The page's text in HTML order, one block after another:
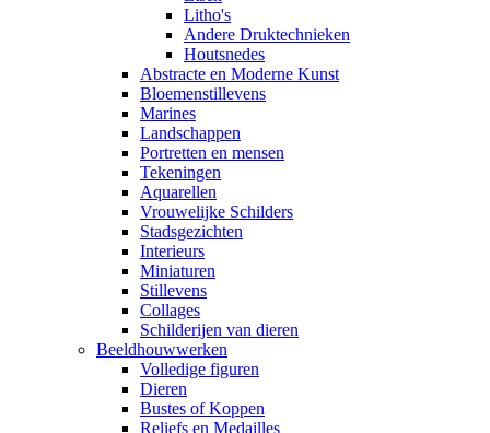
Litho's
Andere Druktechnieken
Houtsnedes
Abstracte en Moderne Kunst
Bloemenstillevens
Marines
Landschappen
Portretten en mensen
Tekeningen
Aquarellen
Vrouwelijke Schilders
Stadsgezichten
Interieurs
Miniaturen
Stillevens
Collages
Schilderijen van dieren
Beeldhouwwerken
Volledige figuren
Dieren
Bustes of Koppen
Reliefs en Medailles